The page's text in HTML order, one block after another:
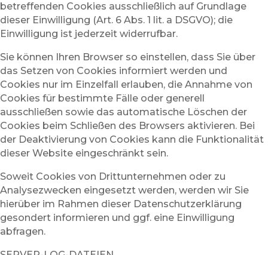
betreffenden Cookies ausschließlich auf Grundlage
dieser Einwilligung (Art. 6 Abs. 1 lit. a DSGVO); die
Einwilligung ist jederzeit widerrufbar.
Sie können Ihren Browser so einstellen, dass Sie über
das Setzen von Cookies informiert werden und
Cookies nur im Einzelfall erlauben, die Annahme von
Cookies für bestimmte Fälle oder generell
ausschließen sowie das automatische Löschen der
Cookies beim Schließen des Browsers aktivieren. Bei
der Deaktivierung von Cookies kann die Funktionalität
dieser Website eingeschränkt sein.
Soweit Cookies von Drittunternehmen oder zu
Analysezwecken eingesetzt werden, werden wir Sie
hierüber im Rahmen dieser Datenschutzerklärung
gesondert informieren und ggf. eine Einwilligung
abfragen.